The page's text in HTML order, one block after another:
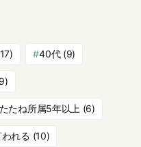
40代(9)
たね所属5年以上 (6)
れる (10)